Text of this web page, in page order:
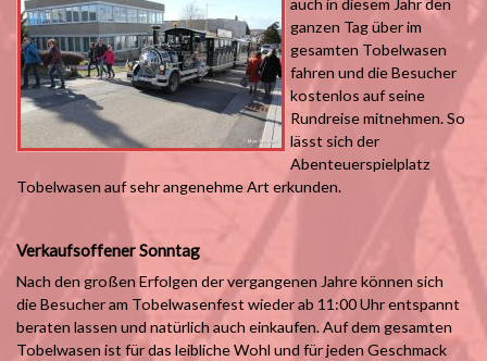
ganzen Tag über im
gesamten Tobelwasen
fahren und die Besucher
kostenlos auf seine
Rundreise mitnehmen. So
lässt sich der
Abenteuerspielplatz
Tobelwasen auf sehr angenehme Art erkunden.
Verkaufsoffener Sonntag
Nach den großen Erfolgen der vergangenen Jahre können sich
die Besucher am Tobelwasenfest wieder ab 11:00 Uhr entspannt
beraten lassen und natürlich auch einkaufen. Auf dem gesamten
Tobelwasen ist für das leibliche Wohl und für jeden Geschmack